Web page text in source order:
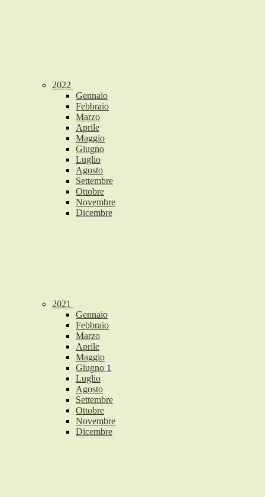
2022
Gennaio
Febbraio
Marzo
Aprile
Maggio
Giugno
Luglio
Agosto
Settembre
Ottobre
Novembre
Dicembre
2021
Gennaio
Febbraio
Marzo
Aprile
Maggio
Giugno 1
Luglio
Agosto
Settembre
Ottobre
Novembre
Dicembre